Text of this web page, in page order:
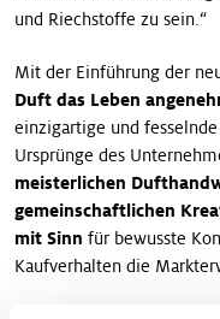
und Riechstoffe zu sein.“
Mit der Einführung der
Duft das Leben
einzigartige und
Ursprünge des
meisterlichen
gemeinschaftlichen
mit Sinn für bewusste
Kaufverhalten die